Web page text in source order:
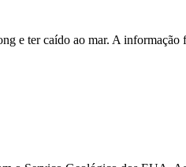
e ter caído ao mar. A